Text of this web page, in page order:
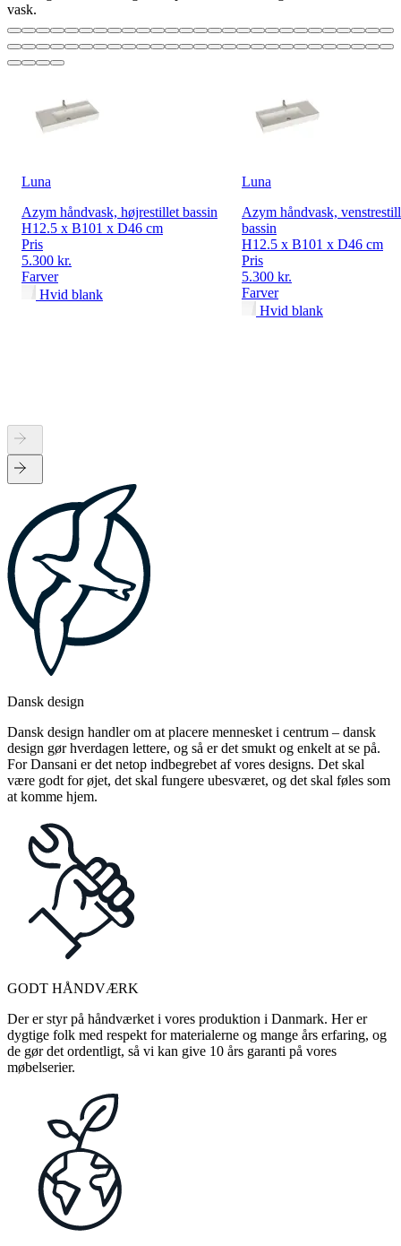
vask.
Luna
Azym håndvask, højrestillet bassin
H12.5 x B101 x D46 cm
Pris
5.300 kr.
Farver
Hvid blank
Luna
Azym håndvask,
bassin
H12.5 x B101 x D46 cm
Pris
5.300 kr.
Farver
Hvid blank
Dansk design
Dansk design handler om at placere mennesket i centrum – dansk
design gør hverdagen lettere, og så er det smukt og enkelt at se på.
For Dansani er det netop indbegrebet af vores designs. Det skal
være godt for øjet, det skal fungere ubesværet, og det skal føles som
at komme hjem.
GODT HÅNDVÆRK
Der er styr på håndværket i vores produktion i Danmark. Her er
dygtige folk med respekt for materialerne og mange års erfaring, og
de gør det ordentligt, så vi kan give 10 års garanti på vores
møbelserier.